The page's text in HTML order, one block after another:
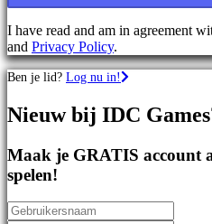
Puzzle
games
Fighting
games
Demo's
Gemeenschap
Gameplay
In-
game
evenementen
I have read and am in agreement
and Privacy Policy.
Ben je lid? Log nu in!
Nieuw bij IDC
Maak je GRATIS account
spelen!